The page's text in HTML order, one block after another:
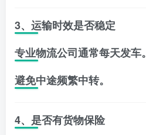
3、运输时效是否稳定
专业物流公司通常每天发车。
避免中途频繁中转。
4、是否有货物保险